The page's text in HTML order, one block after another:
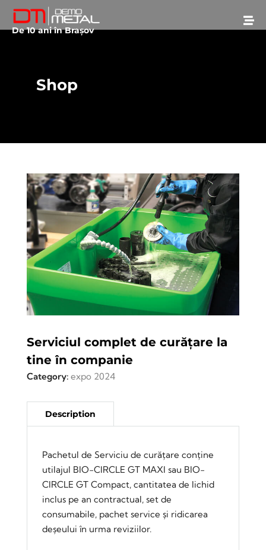
De 10 ani în Brașov
Shop
Serviciul complet de curățare la
tine în companie
Category: expo 2024
Pachetul de Serviciu de curățare conține
utilajul BIO-CIRCLE GT MAXI sau BIO-
CIRCLE GT Compact, cantitatea de lichid
inclus pe an contractual, set de
consumabile, pachet service și ridicarea
deșeului în urma reviziilor.